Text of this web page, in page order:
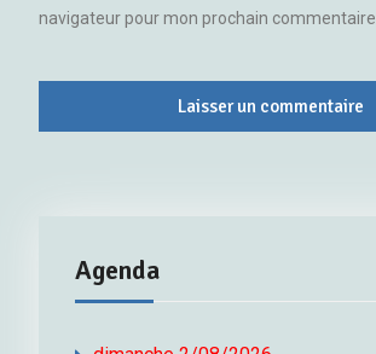
navigateur pour mon prochain commentaire.
Agenda